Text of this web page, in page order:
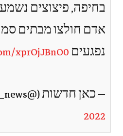
אדם חולצו מבתים
נפגעים xprOjJBnO0
— כאן חדשות (@kann_news)
2022